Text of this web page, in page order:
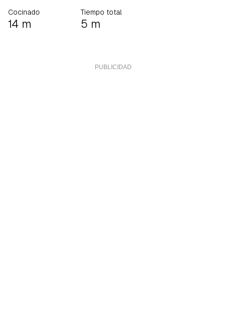
Cocinado
14 m
Tiempo total
5 m